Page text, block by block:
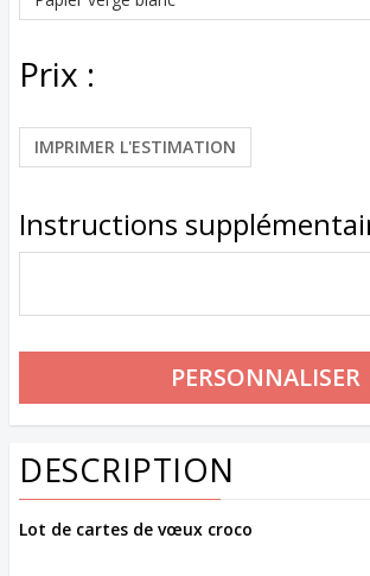
Prix :
IMPRIMER L'ESTIMATION
Instructions
DESCRIPTION
Lot de cartes de vœux croco